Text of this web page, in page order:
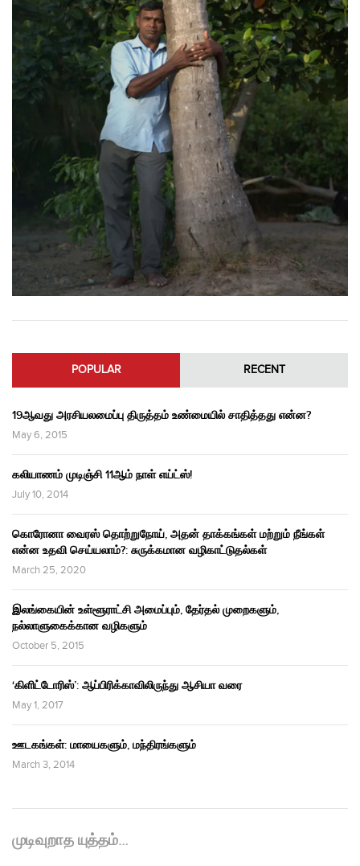
POPULAR RECENT
19ஆவது அரசியலமைப்பு திருத்தம் உண்மையில் சாதித்தது என்ன?
May 6, 2015
கலியாணம் முடிஞ்சி 11ஆம் நாள் எய்ட்ஸ்!
July 10, 2014
கொரோனா வைரஸ் தொற்றுநோய், அதன் தாக்கங்கள் மற்றும் நீங்கள்
என்ன உதவி செய்யலாம்?: சுருக்கமான வழிகாட்டுதல்கள்
March 25, 2020
இலங்கையின் உள்ளூராட்சி அமைப்பும், தேர்தல் முறைகளும்,
நல்லாளுகைக்கான வழிகளும்
October 5, 2015
‘கிளிட்டோரிஸ்’: ஆப்பிரிக்காவிலிருந்து ஆசியா வரை
May 1, 2017
ஊடகங்கள்: மாயைகளும், மந்திரங்களும்
March 3, 2014
முடிவுறாத யுத்தம்…